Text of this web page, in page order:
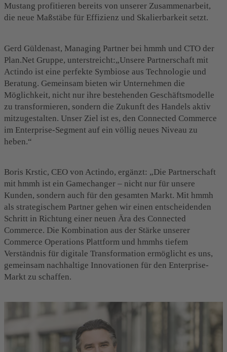
Mustang profitieren bereits von unserer Zusammenarbeit,
die neue Maßstäbe für Effizienz und Skalierbarkeit setzt.
Gerd Güldenast, Managing Partner bei hmmh und CTO der
Plan.Net Gruppe, unterstreicht:„Unsere Partnerschaft mit
Actindo ist eine perfekte Symbiose aus Technologie und
Beratung. Gemeinsam bieten wir Unternehmen die
Möglichkeit, nicht nur ihre bestehenden Geschäftsmodelle
zu transformieren, sondern die Zukunft des Handels aktiv
mitzugestalten. Unser Ziel ist es, den Connected Commerce
im Enterprise-Segment auf ein völlig neues Niveau zu
heben.“
Boris Krstic, CEO von Actindo, ergänzt: „Die Partnerschaft
mit hmmh ist ein Gamechanger – nicht nur für unsere
Kunden, sondern auch für den gesamten Markt. Mit hmmh
als strategischem Partner gehen wir einen entscheidenden
Schritt in Richtung einer neuen Ära des Connected
Commerce. Die Kombination aus der Stärke unserer
Commerce Operations Plattform und hmmhs tiefem
Verständnis für digitale Transformation ermöglicht es uns,
gemeinsam nachhaltige Innovationen für den Enterprise-
Markt zu schaffen.